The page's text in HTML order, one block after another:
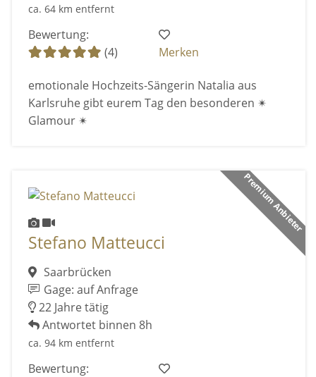
ca. 64 km entfernt
Bewertung:
(4)
Merken
emotionale Hochzeits-Sängerin Natalia aus
Karlsruhe gibt eurem Tag den besonderen ✴
Glamour ✴
Premium Anbieter
Stefano Matteucci
Saarbrücken
Gage: auf Anfrage
22 Jahre tätig
Antwortet binnen 8h
ca. 94 km entfernt
Bewertung: